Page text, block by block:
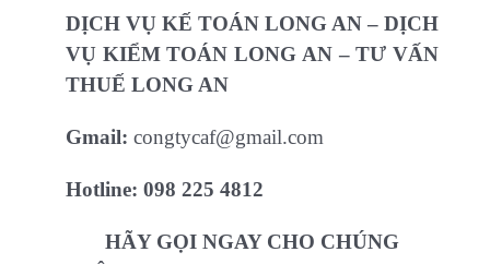
DỊCH VỤ KẾ TOÁN LONG AN – DỊCH
VỤ KIỂM TOÁN LONG AN – TƯ VẤN
THUẾ LONG AN
Gmail: congtycaf@gmail.com
Hotline: 098 225 4812
HÃY GỌI NGAY CHO CHÚNG